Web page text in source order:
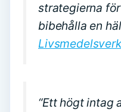
strategierna
bibehålla en
“Ett högt intag